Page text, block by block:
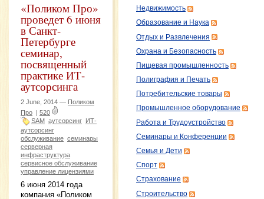
«Поликом Про»
проведет 6 июня
в Санкт-
Петербурге
семинар,
посвященный
практике ИТ-
аутсорсинга
2 June, 2014 — Поликом
Про | 520
SAM аутсорсинг ИТ-
аутсорсинг
обслуживание семинары
серверная
инфраструктура
сервисное обслуживание
управление лицензиями
6 июня 2014 года
компания «Поликом
Недвижимость
Образование и Наука
Отдых и Развлечения
Охрана и Безопасность
Пищевая промышленность
Полиграфия и Печать
Потребительские товары
Промышленное оборудование
Работа и Трудоустройство
Семинары и Конференции
Семья и Дети
Спорт
Страхование
Строительство